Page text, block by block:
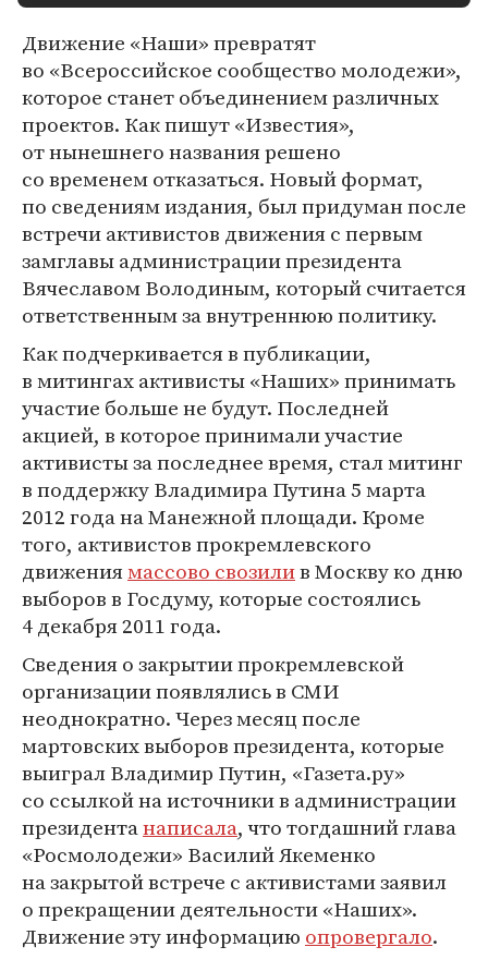
Движение «Наши» превратят
во «Всероссийское сообщество молодежи»,
которое станет объединением различных
проектов. Как пишут «Известия»,
от нынешнего названия решено
со временем отказаться. Новый формат,
по сведениям издания, был придуман после
встречи активистов движения с первым
замглавы администрации президента
Вячеславом Володиным, который считается
ответственным за внутреннюю политику.
Как подчеркивается в публикации,
в митингах активисты «Наших» принимать
участие больше не будут. Последней
акцией, в которое принимали участие
активисты за последнее время, стал митинг
в поддержку Владимира Путина 5 марта
2012 года на Манежной площади. Кроме
того, активистов прокремлевского
движениямассово свозилив Москву ко дню
выборов в Госдуму, которые состоялись
4 декабря 2011 года.
Сведения о закрытии прокремлевской
организации появлялись в СМИ
неоднократно. Через месяц после
мартовских выборов президента, которые
выиграл Владимир Путин, «Газета.ру»
со ссылкой на источники в администрации
президентанаписала, что тогдашний глава
«Росмолодежи» Василий Якеменко
на закрытой встрече с активистами заявил
о прекращении деятельности «Наших».
Движение эту информацию опровергало.